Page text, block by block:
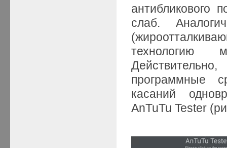
антибликового
слаб.
технологию
программные
касаний
AnTuTu Tester